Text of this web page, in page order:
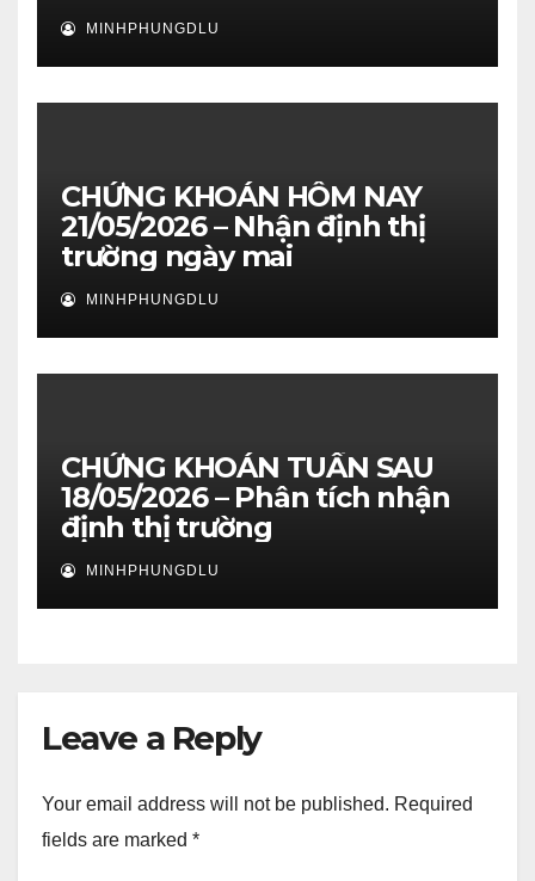
MINHPHUNGDLU
CHỨNG KHOÁN HÔM NAY
21/05/2026 – Nhận định thị
trường ngày mai
MINHPHUNGDLU
CHỨNG KHOÁN TUẦN SAU
18/05/2026 – Phân tích nhận
định thị trường
MINHPHUNGDLU
Leave a Reply
Your email address will not be published. Required
fields are marked *